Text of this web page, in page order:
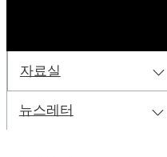
자료실
뉴스레터